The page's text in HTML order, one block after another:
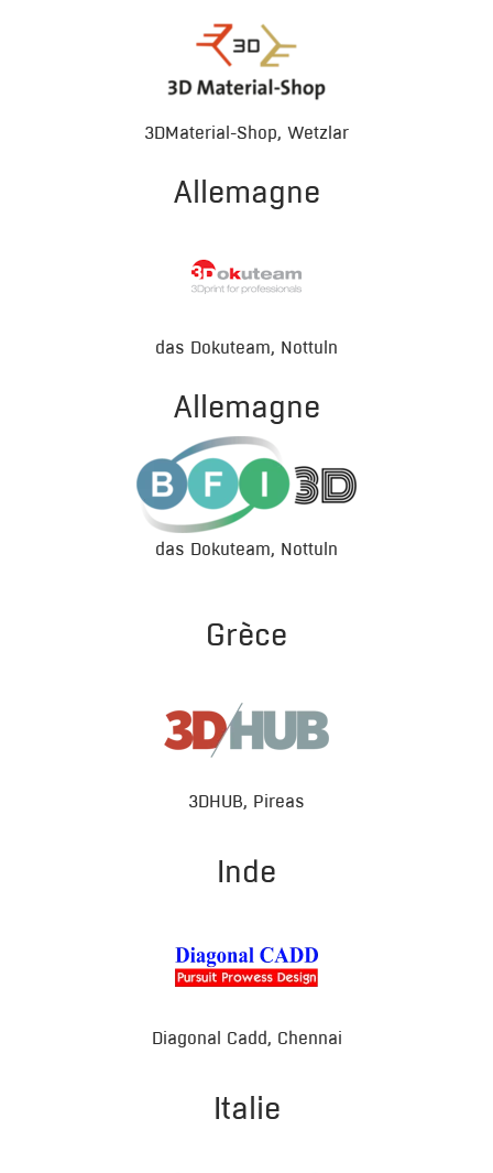
3DMaterial-Shop, Wetzlar
Allemagne
das Dokuteam, Nottuln
Allemagne
das Dokuteam, Nottuln
Grèce
3DHUB, Pireas
Inde
Diagonal Cadd, Chennai
Italie